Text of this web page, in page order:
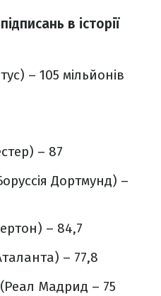
в історії
– 105 мільйонів
– 87
Дортмунд) –
– 84,7
– 77,8
Мадрид – 75